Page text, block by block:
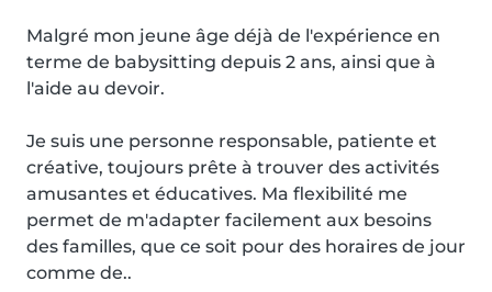
Malgré mon jeune âge déjà de l'expérience en
terme de babysitting depuis 2 ans, ainsi que à
l'aide au devoir.
Je suis une personne responsable, patiente et
créative, toujours prête à trouver des activités
amusantes et éducatives. Ma flexibilité me
permet de m'adapter facilement aux besoins
des familles, que ce soit pour des horaires de jour
comme de..